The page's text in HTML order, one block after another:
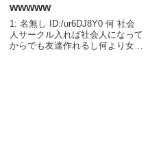
wwwww
1: 名無し ID:/ur6DJ8Y0 何 社会
人サークル入れば社会人になって
からでも友達作れるし何より女と